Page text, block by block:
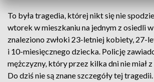
To była tragedia, której nikt się nie
wtorek w mieszkaniu na jednym z osiedli
znaleziono zwłoki 23-letniej kobiety, 27-
i 10-miesięcznego dziecka. Policję
mężczyzny, który przez kilka dni nie miał
Do dziś nie są znane szczegóły tej